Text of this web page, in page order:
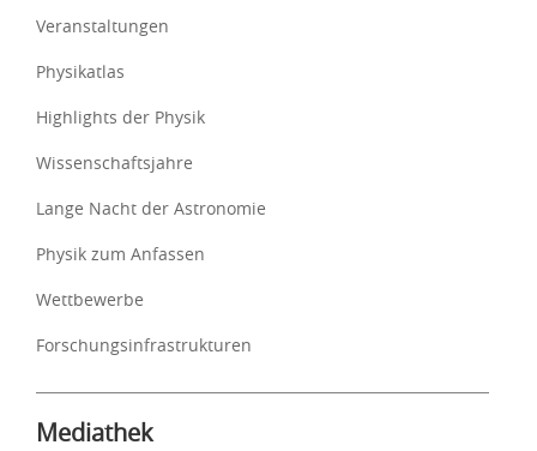
Veranstaltungen
Physikatlas
Highlights der Physik
Wissenschaftsjahre
Lange Nacht der Astronomie
Physik zum Anfassen
Wettbewerbe
Forschungsinfrastrukturen
Mediathek